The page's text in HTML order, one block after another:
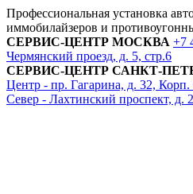
Профессиональная установка
иммобилайзеров и
СЕРВИС-ЦЕНТР МОСКВА +7
Чермянский проезд, д. 5, стр.6
СЕРВИС-ЦЕНТР САНКТ-
Центр - пр. Гагарина, д. 32,
Север - Лахтинский проспект, д. 2